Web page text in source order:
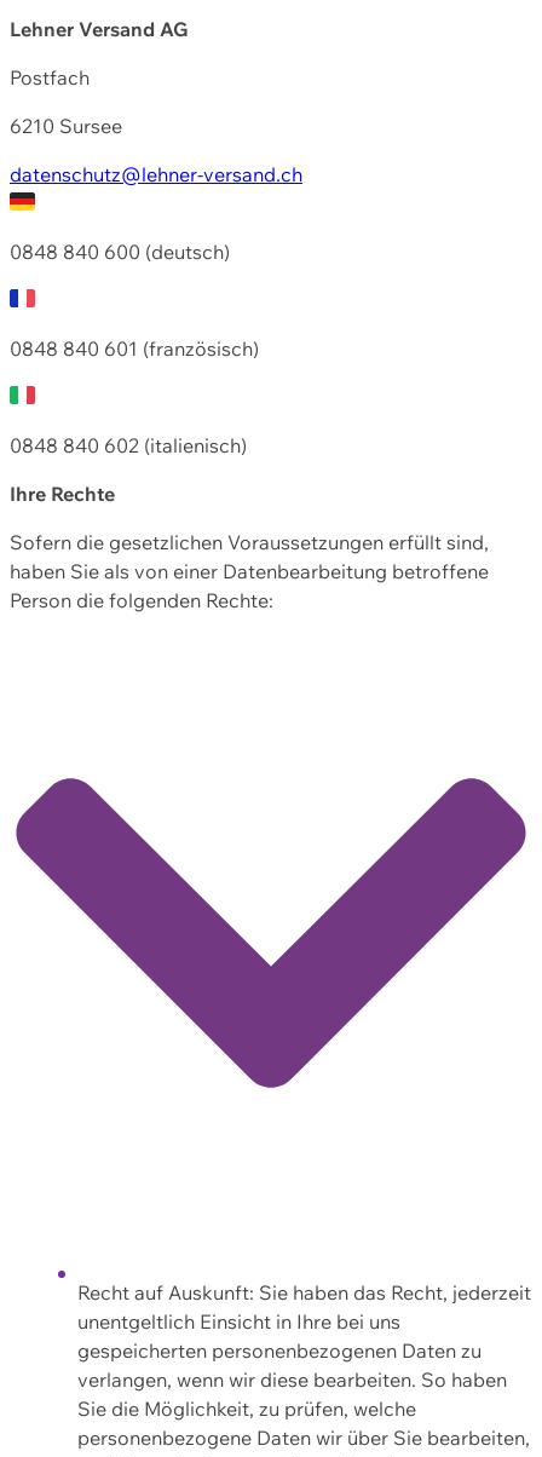
Lehner Versand AG
Postfach
6210 Sursee
datenschutz@lehner-versand.ch
0848 840 600 (deutsch)
0848 840 601 (französisch)
0848 840 602 (italienisch)
Ihre Rechte
Sofern die gesetzlichen Voraussetzungen erfüllt sind,
haben Sie als von einer Datenbearbeitung betroffene
Person die folgenden Rechte:
Recht auf Auskunft: Sie haben das Recht, jederzeit
unentgeltlich Einsicht in Ihre bei uns
gespeicherten personenbezogenen Daten zu
verlangen, wenn wir diese bearbeiten. So haben
Sie die Möglichkeit, zu prüfen, welche
personenbezogene Daten wir über Sie bearbeiten,